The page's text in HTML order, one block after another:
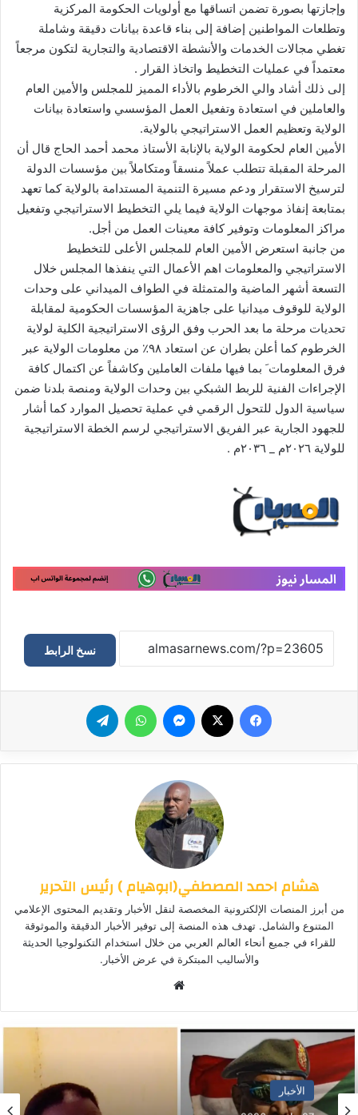
وإجازتها بصورة تضمن اتساقها مع أولويات الحكومة المركزية
وتطلعات المواطنين إضافة إلى بناء قاعدة بيانات دقيقة وشاملة
تغطي مجالات الخدمات والأنشطة الاقتصادية والتجارية لتكون مرجعاً
معتمداً في عمليات التخطيط واتخاذ القرار .
إلى ذلك أشاد والي الخرطوم بالأداء المميز للمجلس والأمين العام
والعاملين في استعادة وتفعيل العمل المؤسسي واستعادة بيانات
الولاية وتعظيم العمل الاستراتيجي بالولاية.
الأمين العام لحكومة الولاية بالإنابة الأستاذ محمد أحمد الحاج قال أن
المرحلة المقبلة تتطلب عملاً منسقاً ومتكاملاً بين مؤسسات الدولة
لترسيخ الاستقرار ودعم مسيرة التنمية المستدامة بالولاية كما تعهد
بمتابعة إنفاذ موجهات الولاية فيما يلي التخطيط الاستراتيجي وتفعيل
مراكز المعلومات وتوفير كافة معينات العمل من أجل.
من جانبة استعرض الأمين العام للمجلس الأعلى للتخطيط
الاستراتيجي والمعلومات اهم الأعمال التي ينفذها المجلس خلال
التسعة أشهر الماضية والمتمثلة في الطواف الميداني على وحدات
الولاية للوقوف ميدانيا على جاهزية المؤسسات الحكومية لمقابلة
تحديات مرحلة ما بعد الحرب وفق الرؤى الاستراتيجية الكلية لولاية
الخرطوم كما أعلن بطران عن استعاد ٩٨٪ من معلومات الولاية عبر
فرق المعلومات َ بما فيها ملفات العاملين وكاشفاً عن اكتمال كافة
الإجراءات الفنية للربط الشبكي بين وحدات الولاية ومنصة بلدنا ضمن
سياسية الدول للتحول الرقمي في عملية تحصيل الموارد كما أشار
للجهود الجارية عبر الفريق الاستراتيجي لرسم الخطة الاستراتيجية
للولاية ٢٠٢٦م _ ٢٠٣٦م .
نسخ الرابط
هشام احمد المصطفي(ابوهيام ) رئيس التحرير
من أبرز المنصات الإلكترونية المخصصة لنقل الأخبار وتقديم المحتوى الإعلامي
المتنوع والشامل. تهدف هذه المنصة إلى توفير الأخبار الدقيقة والموثوقة
للقراء في جميع أنحاء العالم العربي من خلال استخدام التكنولوجيا الحديثة
والأساليب المبتكرة في عرض الأخبار.
الوي
الأخبار
الأخبار المحلية